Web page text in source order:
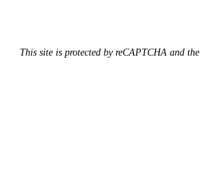
This site is protected by reCAPTCHA and